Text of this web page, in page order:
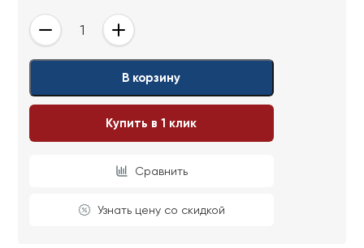
- +
В корзину
Купить в 1 клик
Сравнить
Узнать цену со скидкой